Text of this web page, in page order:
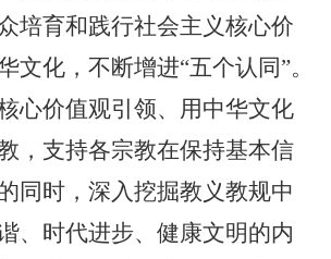
培育和践行社会主义核心价
文化，不断增进“五个认同”。
心价值观引领、用中华文化
，支持各宗教在保持基本信
同时，深入挖掘教义教规中
、时代进步、健康文明的内